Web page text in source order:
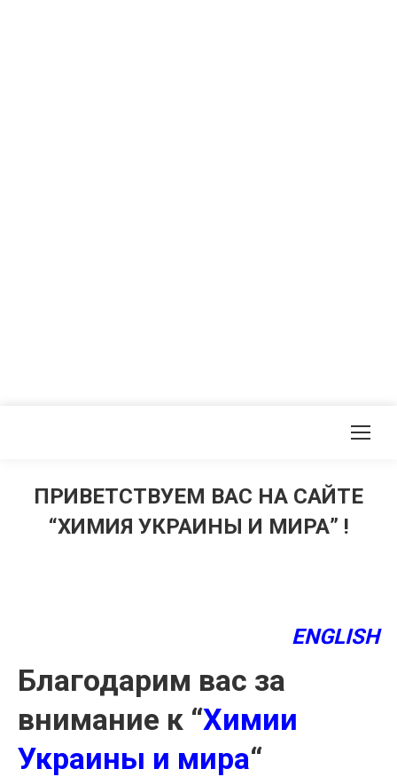
ПРИВЕТСТВУЕМ ВАС НА САЙТЕ
“ХИМИЯ УКРАИНЫ И МИРА” !
ENGLISH
Благодарим вас за
внимание к “Химии
Украины и мира“